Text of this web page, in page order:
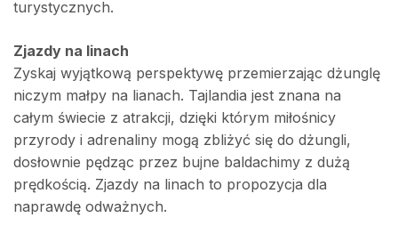
turystycznych.
Zjazdy na linach
Zyskaj wyjątkową perspektywę przemierzając dżunglę
niczym małpy na lianach. Tajlandia jest znana na
całym świecie z atrakcji, dzięki którym miłośnicy
przyrody i adrenaliny mogą zbliżyć się do dżungli,
dosłownie pędząc przez bujne baldachimy z dużą
prędkością. Zjazdy na linach to propozycja dla
naprawdę odważnych.